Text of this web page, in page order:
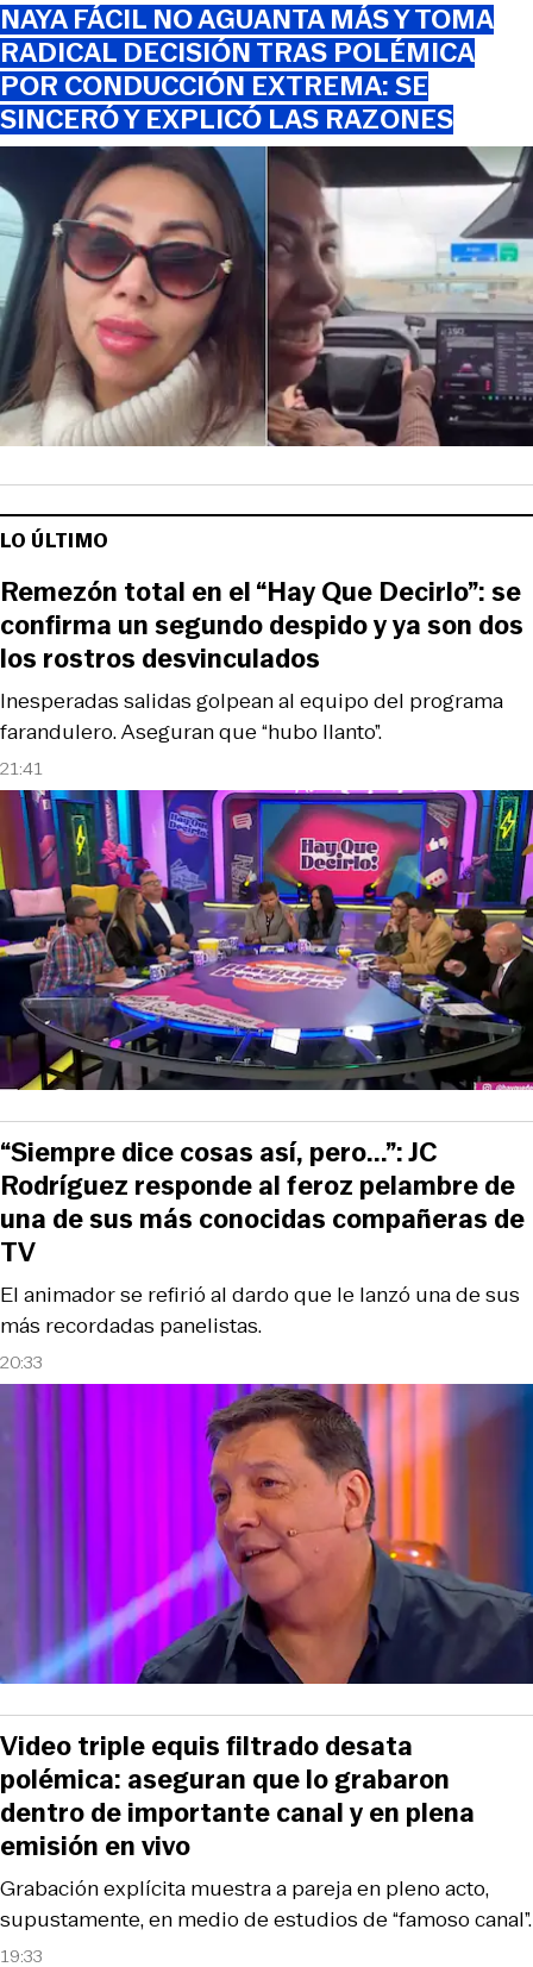
NAYA FÁCIL NO AGUANTA MÁS Y TOMA
RADICAL DECISIÓN TRAS POLÉMICA
POR CONDUCCIÓN EXTREMA: SE
SINCERÓ Y EXPLICÓ LAS RAZONES
LO ÚLTIMO
21:41
Inesperadas salidas golpean al equipo del programa
farandulero. Aseguran que “hubo llanto”.
Remezón total en el “Hay Que Decirlo”: se
confirma un segundo despido y ya son dos
los rostros desvinculados
20:33
El animador se refirió al dardo que le lanzó una de sus
más recordadas panelistas.
“Siempre dice cosas así, pero...”: JC
Rodríguez responde al feroz pelambre de
una de sus más conocidas compañeras de
TV
19:33
Grabación explícita muestra a pareja en pleno acto,
supustamente, en medio de estudios de “famoso canal”.
Video triple equis filtrado desata
polémica: aseguran que lo grabaron
dentro de importante canal y en plena
emisión en vivo